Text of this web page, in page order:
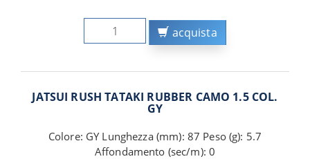
acquista
JATSUI RUSH TATAKI RUBBER CAMO 1.5 COL.
GY
Colore: GY Lunghezza (mm): 87 Peso (g): 5.7
Affondamento (sec/m): 0